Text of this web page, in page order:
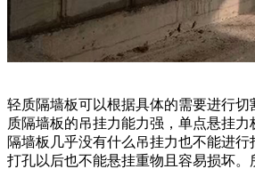
轻质隔墙板可以根据具体的需要进行切
质隔墙板的吊挂力能力强，单点悬挂
隔墙板几乎没有什么吊挂力也不能进行
打孔以后也不能悬挂重物且容易损坏